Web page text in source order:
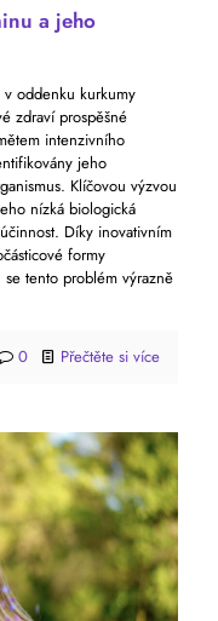
a jeho
v oddenku kurkumy
zdraví prospěšné
intenzivního
jeho
Klíčovou výzvou
nízká biologická
Díky inovativním
formy
tento problém výrazně
0 Přečtěte si více